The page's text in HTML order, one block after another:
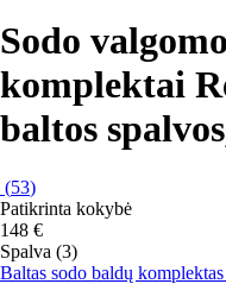
Sodo
komplektai
baltos spalvos
(53)
Patikrinta kokybė
148 €
Spalva (3)
Baltas sodo baldų